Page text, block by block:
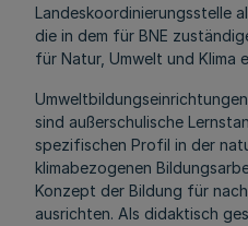
Landeskoordinierungsstelle
die in dem für BNE
für Natur, Umwelt und Klima
sind außerschulische
spezifischen Profil in der
klimabezogenen
Konzept der Bildung für
ausrichten. Als didaktisch